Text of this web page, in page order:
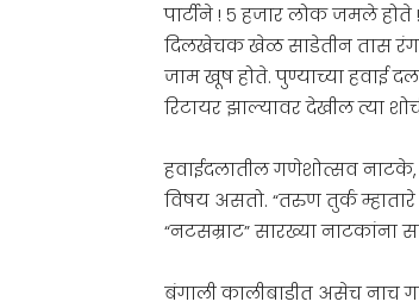
पार्टीने ! ५ हजार लोक जमले
दिलखेचक खेळ साडेतीन तास
जाम खूष होते. पुण्याच्या हवाई
रिटायर झाल्यावर देखील त्या
हवाईदलातील गणेशोत्सव नाटके,
विषय असतो. “तरुण तुर्क म्हातारे
“नटसम्राट” सारख्या
बंगाली कालीबाडीत असेच नाच